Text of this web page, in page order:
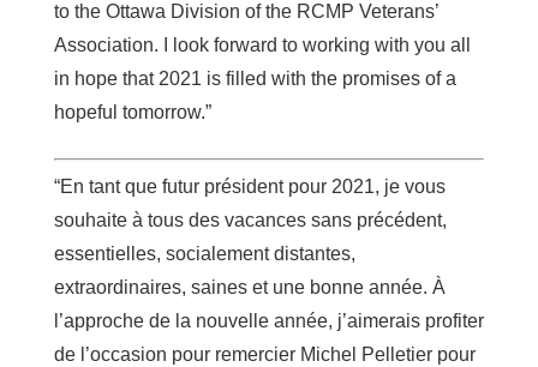
to the Ottawa Division of the RCMP Veterans’
Association. I look forward to working with you all
in hope that 2021 is filled with the promises of a
hopeful tomorrow.”
“En tant que futur président pour 2021, je vous
souhaite à tous des vacances sans précédent,
essentielles, socialement distantes,
extraordinaires, saines et une bonne année. À
l’approche de la nouvelle année, j’aimerais profiter
de l’occasion pour remercier Michel Pelletier pour